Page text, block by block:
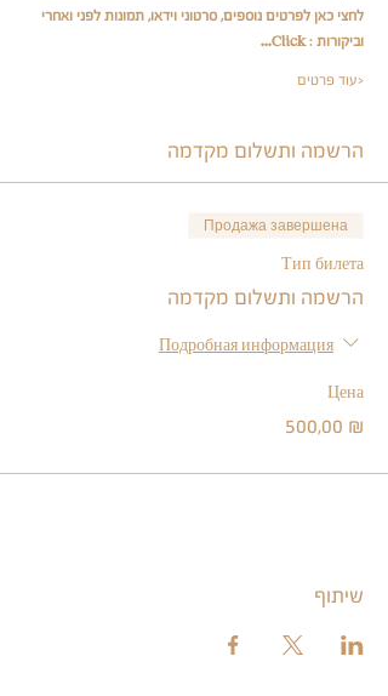
לחצי כאן לפרטים נוספים, סרטוני וידאו, תמונות לפני ואחרי
וביקורות : Click…
עוד פרטים>
הרשמה ותשלום מקדמה
Продажа завершена
Тип билета
הרשמה ותשלום מקדמה
Подробная информация
Цена
500,00 ₪
שיתוף